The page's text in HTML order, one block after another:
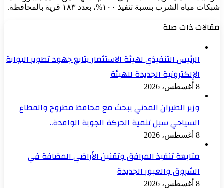
شبكات مياه الشرب بنسبة تنفيذ ١٠٠%، بعدد ۱۸۳ قرية بالمحافظة.
مقالات ذات صلة
الرئيس التنفيذي لهيئة الاستثمار يتابع جهود تطوير البوابة
الإلكترونية الجديدة للهيئة
8 أغسطس، 2026
وزير الطيران المدني يبحث مع محافظ مطروح والقطاع
السياحي سبل تنمية الحركة الجوية الوافدة..
8 أغسطس، 2026
متابعة تنفيذ المرافق وتقنين الأراضي المضافة في
الشروق والعبور الجديدة
8 أغسطس، 2026